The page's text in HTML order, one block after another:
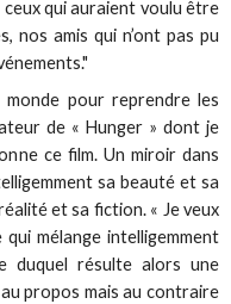
qui auraient voulu être
nos amis qui n’ont pas pu
monde pour reprendre les
de « Hunger » dont je
ce film. Un miroir dans
sa beauté et sa
et sa fiction. « Je veux
mélange intelligemment
duquel résulte alors une
propos mais au contraire